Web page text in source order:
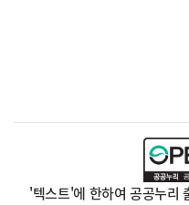
'텍스트'에 한하여 공공누리